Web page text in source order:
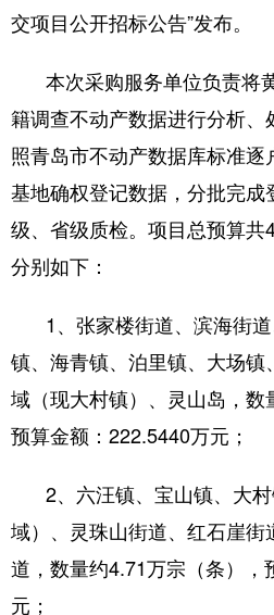
交项目公开招标公告”发布。
本次采购服务单位负责将
籍调查不动产数据进行分析
照青岛市不动产数据库标准
基地确权登记数据，分批完
级、省级质检。项目总预算共
分别如下：
1、张家楼街道、滨海街
镇、海青镇、泊里镇、大场
域（现大村镇）、灵山岛，数
预算金额：222.5440万元；
2、六汪镇、宝山镇、大
域）、灵珠山街道、红石崖
道，数量约4.71万宗（条），
元；